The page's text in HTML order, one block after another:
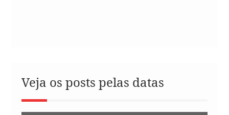
Veja os posts pelas datas